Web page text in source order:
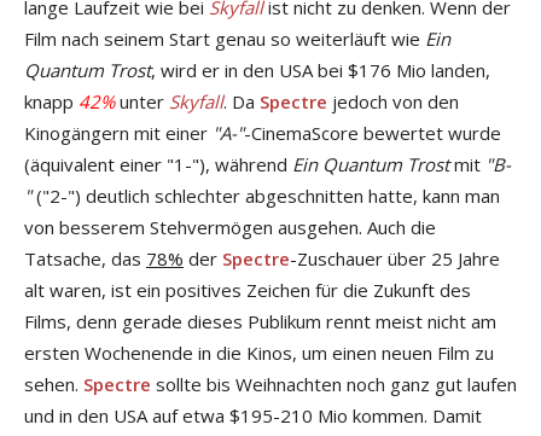
lange Laufzeit wie bei Skyfallist nicht zu denken. Wenn der
Film nach seinem Start genau so weiterläuft wie Ein
Quantum Trost, wird er in den USA bei $176 Mio landen,
knapp 42%unter Skyfall. Da Spectre jedoch von den
Kinogängern mit einer "A-"-CinemaScore bewertet wurde
(äquivalent einer "1-"), während Ein Quantum Trostmit "B-
"("2-") deutlich schlechter abgeschnitten hatte, kann man
von besserem Stehvermögen ausgehen. Auch die
Tatsache, das 78% der Spectre-Zuschauer über 25 Jahre
alt waren, ist ein positives Zeichen für die Zukunft des
Films, denn gerade dieses Publikum rennt meist nicht am
ersten Wochenende in die Kinos, um einen neuen Film zu
sehen. Spectre sollte bis Weihnachten noch ganz gut laufen
und in den USA auf etwa $195-210 Mio kommen. Damit